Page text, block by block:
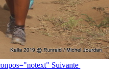
Suivante